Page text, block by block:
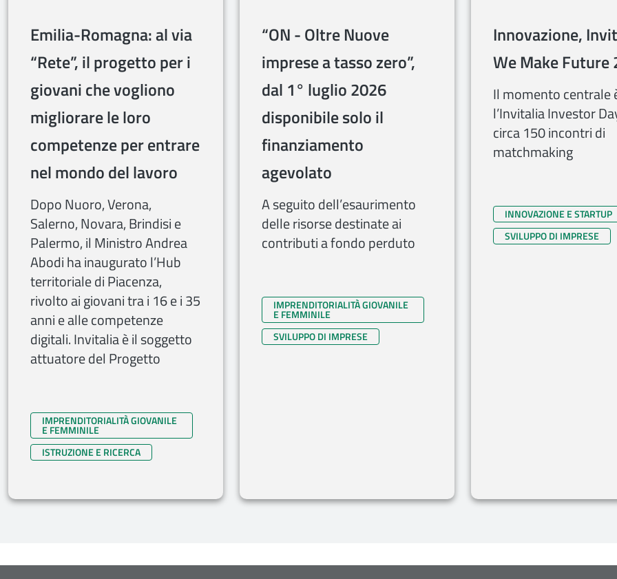
Emilia-Romagna: al via
“Rete”, il progetto per i
giovani che vogliono
migliorare le loro
competenze per entrare
nel mondo del lavoro
Dopo Nuoro, Verona,
Salerno, Novara, Brindisi e
Palermo, il Ministro Andrea
Abodi ha inaugurato l’Hub
territoriale di Piacenza,
rivolto ai giovani tra i 16 e i 35
anni e alle competenze
digitali. Invitalia è il soggetto
attuatore del Progetto
IMPRENDITORIALITÀ GIOVANILE
E FEMMINILE
ISTRUZIONE E RICERCA
“ON - Oltre Nuove
imprese a tasso zero”,
dal 1° luglio 2026
disponibile solo il
finanziamento
agevolato
A seguito dell’esaurimento
delle risorse destinate ai
contributi a fondo perduto
IMPRENDITORIALITÀ GIOVANILE
E FEMMINILE
SVILUPPO DI IMPRESE
Innovazione,
We Make Future
Il momento centrale
l’Invitalia Investor
circa 150 incontri di
matchmaking
INNOVAZIONE E STARTUP
SVILUPPO DI IMPRESE